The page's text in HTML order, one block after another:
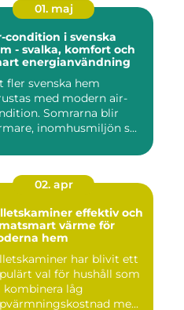
01. maj
condition i svenska
- svalka, komfort och
energianvändning
fler svenska hem
med modern air-
Somrarna blir
inomhusmiljön s...
02. apr
effektiv och
värme för
hem
har blivit ett
val för hushåll som
kombinera låg
me...